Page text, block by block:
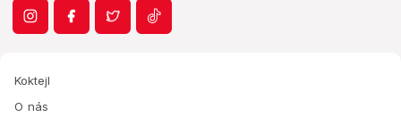
Koktejl
O nás